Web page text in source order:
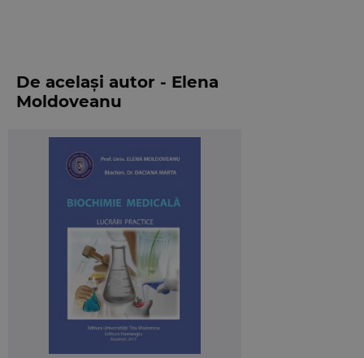
De același autor - Elena
Moldoveanu